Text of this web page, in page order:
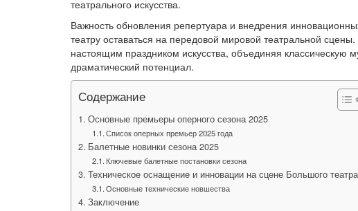
театрального искусства.
Важность обновления репертуара и внедрения
театру оставаться на передовой мировой театральной
настоящим праздником искусства, объединяя
драматический потенциал.
Содержание
Основные премьеры оперного сезона 2025
Список оперных премьер 2025 года
Балетные новинки сезона 2025
Ключевые балетные постановки сезона
Техническое оснащение и инновации на сцене Большого театра
Основные технические новшества
Заключение